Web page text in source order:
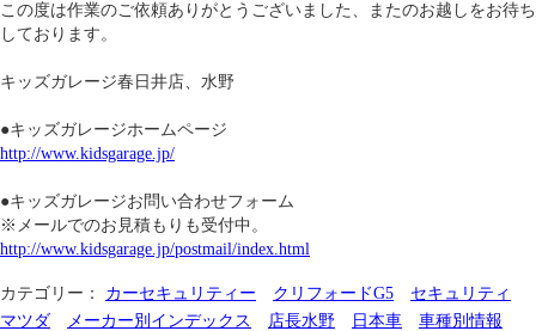
この度は作業のご依頼ありがとうございました、またのお越しをお待ち
しております。
キッズガレージ春日井店、水野
●キッズガレージホームページ
http://www.kidsgarage.jp/
●キッズガレージお問い合わせフォーム
※メールでのお見積もりも受付中。
http://www.kidsgarage.jp/postmail/index.html
カテゴリー： カーセキュリティー クリフォードG5
セキュリティ
マツダ
メーカー別インデックス 店長水野 日本車 車種別情報